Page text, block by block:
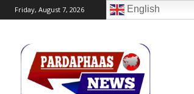
Friday, August 7, 2026 English